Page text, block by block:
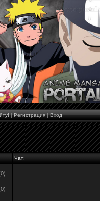
|Регистрация|Вход
Чат: